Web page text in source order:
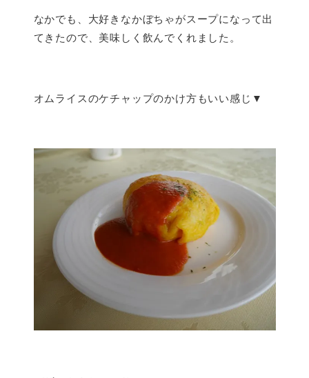
なかでも、大好きなかぼちゃがスープになって出
てきたので、美味しく飲んでくれました。
オムライスのケチャップのかけ方もいい感じ▼